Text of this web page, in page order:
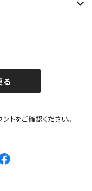
る
トをご確認ください。